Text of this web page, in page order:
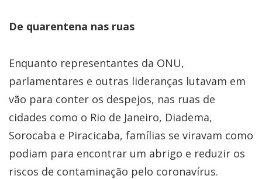
De quarentena nas ruas
Enquanto representantes da ONU,
parlamentares e outras lideranças lutavam em
vão para conter os despejos, nas ruas de
cidades como o Rio de Janeiro, Diadema,
Sorocaba e Piracicaba, famílias se viravam como
podiam para encontrar um abrigo e reduzir os
riscos de contaminação pelo coronavírus.